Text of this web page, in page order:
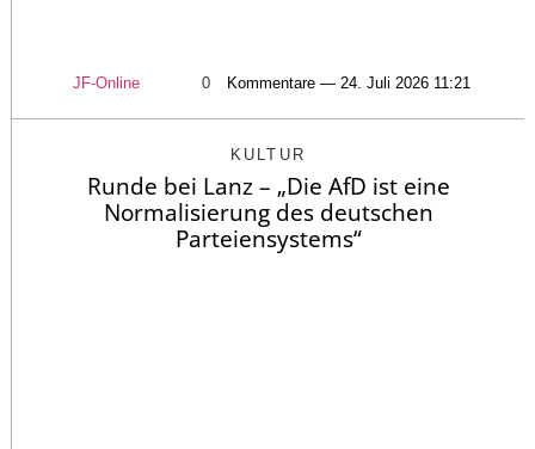
JF-Online 0 Kommentare — 24. Juli 2026 11:21
KULTUR
Runde bei Lanz – „Die AfD ist eine
Normalisierung des deutschen
Parteiensystems“